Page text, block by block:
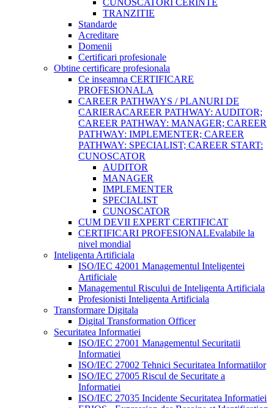
CUNOSCATORI CERINTE
TRANZITIE
Standarde
Acreditare
Domenii
Certificari profesionale
Obtine certificare profesionala
Ce inseamna CERTIFICARE
PROFESIONALA
CAREER PATHWAYS / PLANURI DE
CARIERACAREER PATHWAY: AUDITOR;
CAREER PATHWAY: MANAGER; CAREER
PATHWAY: IMPLEMENTER; CAREER
PATHWAY: SPECIALIST; CAREER START:
CUNOSCATOR
AUDITOR
MANAGER
IMPLEMENTER
SPECIALIST
CUNOSCATOR
CUM DEVII EXPERT CERTIFICAT
CERTIFICARI PROFESIONALEvalabile la
nivel mondial
Inteligenta Artificiala
ISO/IEC 42001 Managementul Inteligentei
Artificiale
Managementul Riscului de Inteligenta Artificiala
Profesionisti Inteligenta Artificiala
Transformare Digitala
Digital Transformation Officer
Securitatea Informatiei
ISO/IEC 27001 Managementul Securitatii
Informatiei
ISO/IEC 27002 Tehnici Securitatea Informatiilor
ISO/IEC 27005 Riscul de Securitate a
Informatiei
ISO/IEC 27035 Incidente Securitatea Informatiei